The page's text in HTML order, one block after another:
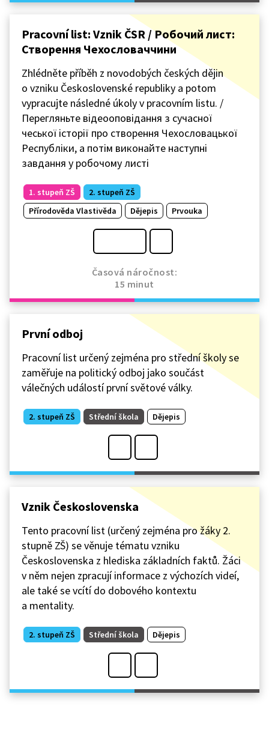
Pracovní list: Vznik ČSR / Робочий лист:
Створення Чехословаччини
Zhlédněte příběh z novodobých českých dějin
o vzniku Československé republiky a potom
vypracujte následné úkoly v pracovním listu. /
Перегляньте відеооповідання з сучасної
чеської історії про створення Чехословацької
Республіки, а потім виконайте наступні
завдання у робочому листі
1. stupeň ZŠ
2. stupeň ZŠ
Přírodověda Vlastivěda
Dějepis Prvouka
Časová náročnost:
15 minut
První odboj
Pracovní list určený zejména pro střední školy se
zaměřuje na politický odboj jako součást
válečných událostí první světové války.
2. stupeň ZŠ Střední škola Dějepis
Vznik Československa
Tento pracovní list (určený zejména pro žáky 2.
stupně ZŠ) se věnuje tématu vzniku
Československa z hlediska základních faktů. Žáci
v něm nejen zpracují informace z výchozích videí,
ale také se vcítí do dobového kontextu
a mentality.
2. stupeň ZŠ Střední škola Dějepis